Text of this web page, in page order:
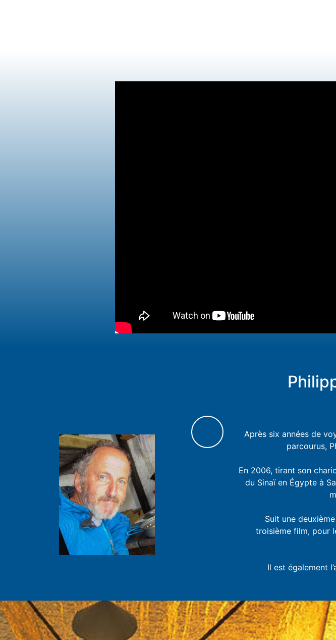
Après six années de
parcourus,
En 2006, tirant son
du Sinaï en Égypte à
Suit une
troisième film, pour
Il est également